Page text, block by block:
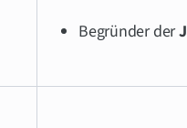
Begründer der